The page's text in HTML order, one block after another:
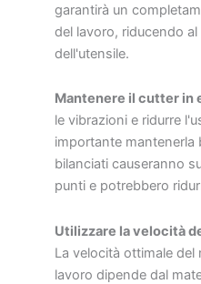
garantirà un
del lavoro, riducendo
dell'utensile.
Mantenere il cutter in
le vibrazioni e ridurre
importante mantenerla
bilanciati causeranno
punti e potrebbero
Utilizzare la velocità
La velocità ottimale
lavoro dipende dal